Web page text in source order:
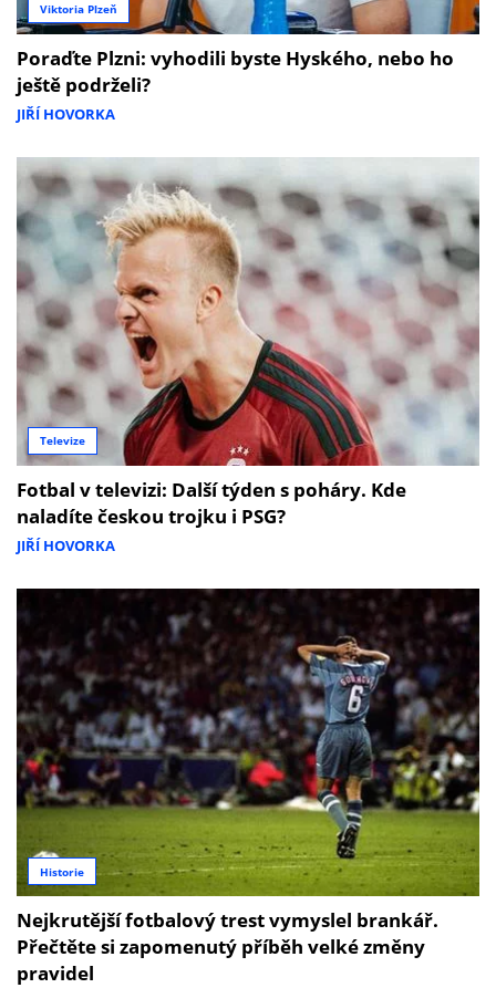
Viktoria Plzeň
Poraďte Plzni: vyhodili byste Hyského, nebo ho
ještě podrželi?
JIŘÍ HOVORKA
Televize
Fotbal v televizi: Další týden s poháry. Kde
naladíte českou trojku i PSG?
JIŘÍ HOVORKA
Historie
Nejkrutější fotbalový trest vymyslel brankář.
Přečtěte si zapomenutý příběh velké změny
pravidel